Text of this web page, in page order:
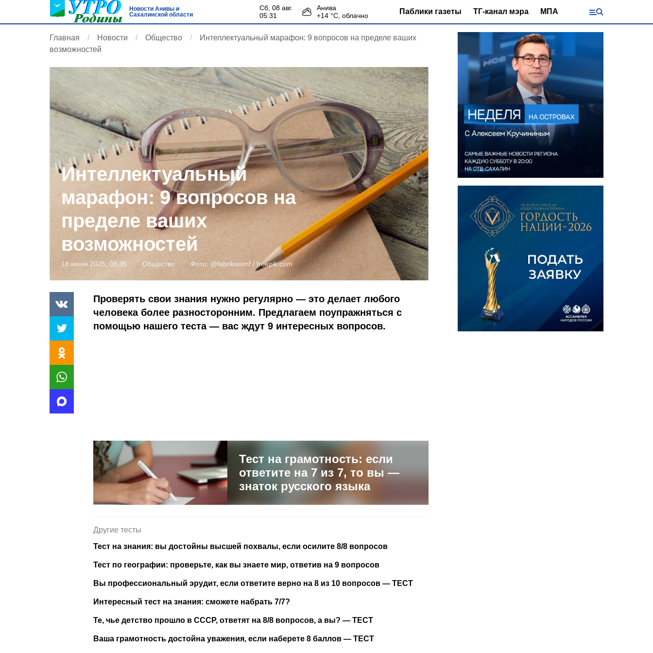
Новости Анивы и
Сахалинской области
сб, 08 авг.
05:31
Анива
+14 °С, облачно Паблики газеты ТГ-канал мэра МПА
Главная Новости Общество
Интеллектуальный марафон: 9 вопросов на пределе ваших
возможностей
Интеллектуальный
марафон: 9 вопросов на
пределе ваших
возможностей
18 июня 2025, 08:35 Общество Фото: @fabrikasimf / freepik.com
Проверять свои знания нужно регулярно — это делает любого
человека более разносторонним. Предлагаем поупражняться с
помощью нашего теста — вас ждут 9 интересных вопросов.
Тест на грамотность: если
ответите на 7 из 7, то вы —
знаток русского языка
Другие тесты
Тест на знания: вы достойны высшей похвалы, если осилите 8/8 вопросов
Тест по географии: проверьте, как вы знаете мир, ответив на 9 вопросов
Вы профессиональный эрудит, если ответите верно на 8 из 10 вопросов — ТЕСТ
Интересный тест на знания: сможете набрать 7/7?
Те, чье детство прошло в СССР, ответят на 8/8 вопросов, а вы? — ТЕСТ
Ваша грамотность достойна уважения, если наберете 8 баллов — ТЕСТ